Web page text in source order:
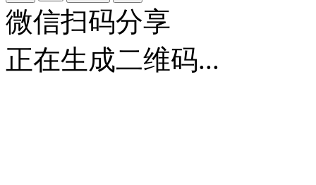
微信扫码分享
正在生成二维码...